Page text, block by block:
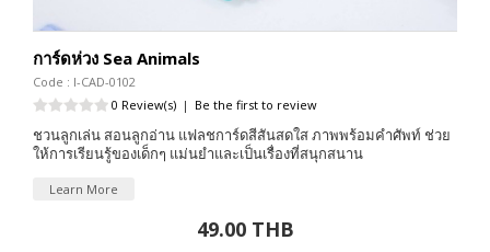
การ์ดห่วง Sea Animals
Code : I-CAD-0102
0 Review(s) | Be the first to review
ชวนลูกเล่น สอนลูกอ่าน แฟลชการ์ดสีสันสดใส ภาพพร้อมคำศัพท์ ช่วย
ให้การเรียนรู้ของเด็กๆ แม่นยำและเป็นเรื่องที่สนุกสนาน
Learn More
49.00 THB